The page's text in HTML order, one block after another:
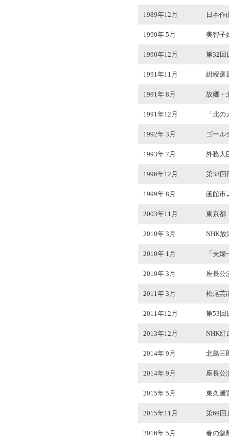
1989年12月 日本作
1990年 5月 美智子
1990年12月 第32回
1991年11月 紺綬褒
1991年 8月 故郷・
1991年12月 「北
1992年 3月 ゴール
1993年 7月 外務大
1996年12月 第38回
1999年 8月 函館市
2003年11月 東京都
2010年 3月 NHK放
2010年 1月 「夫
2010年 3月 座長公
2011年 3月 松尾芸
2011年12月 第53回
2013年12月 NHK紅
2014年 9月 北島三
2014年 9月 座長公
2015年 5月 東久邇
2015年11月 第69回
2016年 5月 春の叙